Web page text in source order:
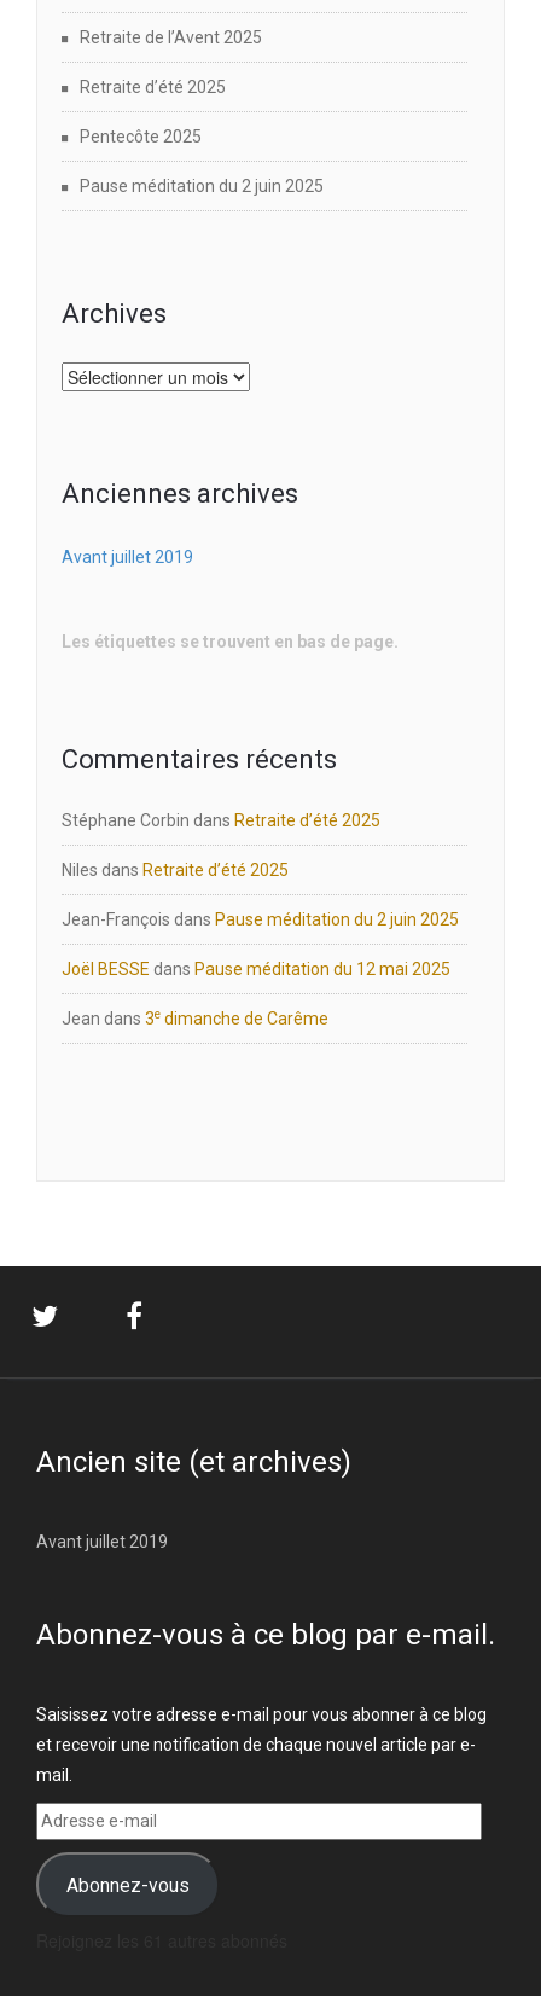
Retraite de l’Avent 2025
Retraite d’été 2025
Pentecôte 2025
Pause méditation du 2 juin 2025
Archives
Archives
Anciennes archives
Avant juillet 2019
Les étiquettes se trouvent en bas de page.
Commentaires récents
Stéphane Corbin dans Retraite d’été 2025
Niles dans Retraite d’été 2025
Jean-François dans Pause méditation du 2 juin 2025
Joël BESSE dans Pause méditation du 12 mai 2025
Jean dans 3e dimanche de Carême
Ancien site (et archives)
Avant juillet 2019
Abonnez-vous à ce blog par e-mail.
Saisissez votre adresse e-mail pour vous abonner à ce blog
et recevoir une notification de chaque nouvel article par e-
mail.
Adresse
e-
mail Abonnez-vous